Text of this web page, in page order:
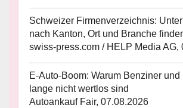
Schweizer Firmenverzeichnis:
nach Kanton, Ort und Branche
swiss-press.com / HELP Media AG,
E-Auto-Boom: Warum Benziner
lange nicht wertlos sind
Autoankauf Fair, 07.08.2026